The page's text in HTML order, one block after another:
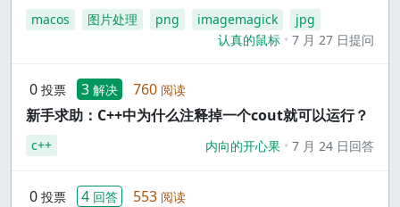
macos 图片处理 png imagemagick
jpg
认真的鼠标
7 月 27 日提问
0 投票 3 解决 760 阅读
新手求助：C++中为什么注释掉一个cout就可以运行？
c++ 内向的开心果 7 月 24 日回答
0 投票 4 回答 553 阅读